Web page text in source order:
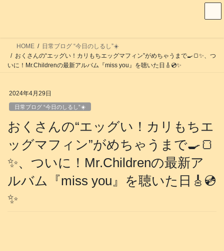
HOME
日常ブログ “今日のしるし”☀️
おくさんの“エッグい！カリもちエッグマフィン”がめちゃうまで🍳🍞✨、つ
いに！Mr.Childrenの最新アルバム『miss you』を聴いた日🎸💿️✨
2024年4月29日
日常ブログ “今日のしるし”☀️
おくさんの“エッグい！カリもちエ
ッグマフィン”がめちゃうまで🍳🍞
✨、ついに！Mr.Childrenの最新ア
ルバム『miss you』を聴いた日🎸💿️
✨